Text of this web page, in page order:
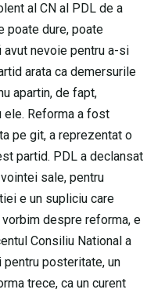
al CN al PDL de a
poate dure, poate
avut nevoie pentru a-si
arata ca demersurile
apartin, de fapt,
ele. Reforma a fost
pe git, a reprezentat o
partid. PDL a declansat
sale, pentru
e un supliciu care
despre reforma, e
Consiliu National a
posteritate, un
trece, ca un curent